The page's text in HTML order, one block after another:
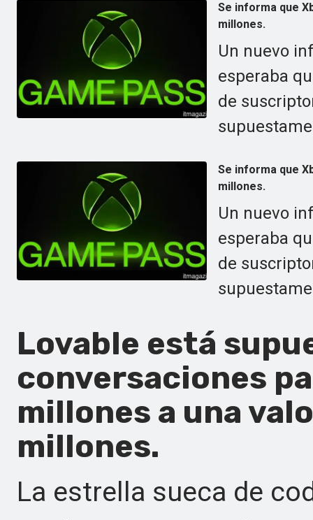
Se informa que
millones.
Un nuevo
esperaba
de
Se informa que
millones.
Un nuevo
esperaba
de
Lovable está
conversaciones
millones a una
millones.
La estrella sueca de